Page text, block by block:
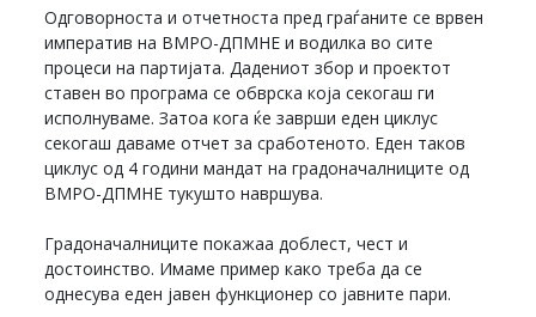
Одговорноста и отчетноста пред граѓаните се врвен
императив на ВМРО-ДПМНЕ и водилка во сите
процеси на партијата. Дадениот збор и проектот
ставен во програма се обврска која секогаш ги
исполнуваме. Затоа кога ќе заврши еден циклус
секогаш даваме отчет за сработеното. Еден таков
циклус од 4 години мандат на градоначалниците од
ВМРО-ДПМНЕ тукушто навршува.
Градоначалниците покажаа доблест, чест и
достоинство. Имаме пример како треба да се
однесува еден јавен функционер со јавните пари.